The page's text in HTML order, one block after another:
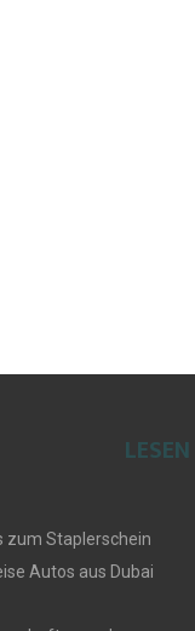
zum Staplerschein
Autos aus Dubai